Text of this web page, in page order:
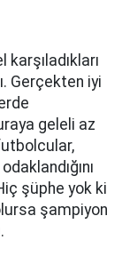
Gerçekten iyi
geleli az
şüphe yok ki
şampiyon